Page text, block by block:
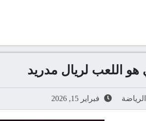
اللعب لريال مدريد
الرياضة فبراير 15, 2026